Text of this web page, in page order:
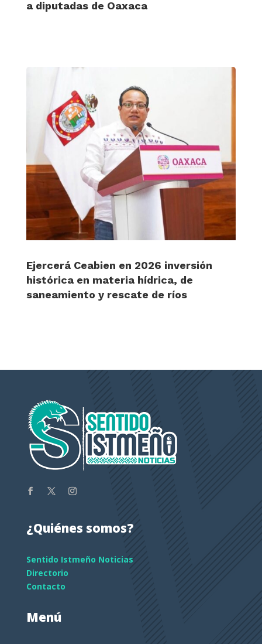
a diputadas de Oaxaca
Ejercerá Ceabien en 2026 inversión
histórica en materia hídrica, de
saneamiento y rescate de ríos
¿Quiénes somos?
Sentido Istmeño Noticias
Directorio
Contacto
Menú